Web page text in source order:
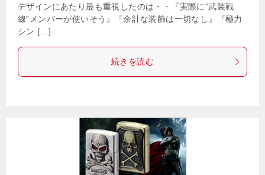
デザインにあたり最も重視したのは・・『実際に“武装戦
線”メンバーが使いそう』『余計な装飾は一切なし』『極力
シン […]
続きを読む